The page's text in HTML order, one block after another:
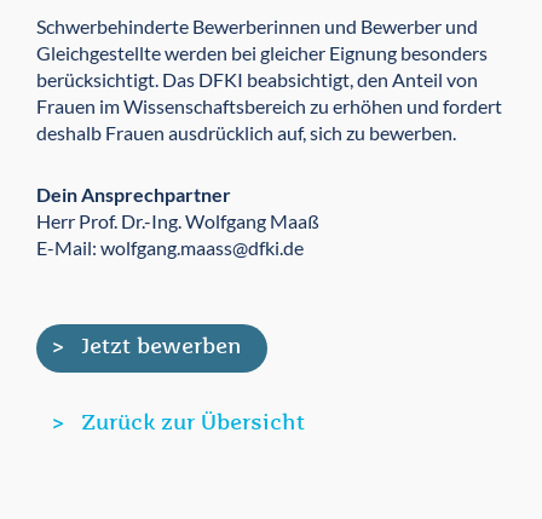
Schwerbehinderte Bewerberinnen und Bewerber und
Gleichgestellte werden bei gleicher Eignung besonders
berücksichtigt. Das DFKI beabsichtigt, den Anteil von
Frauen im Wissenschaftsbereich zu erhöhen und fordert
deshalb Frauen ausdrücklich auf, sich zu bewerben.
Dein Ansprechpartner
Herr Prof. Dr.-Ing. Wolfgang Maaß
E-Mail: wolfgang.maass@dfki.de
Jetzt bewerben
Zurück zur Übersicht